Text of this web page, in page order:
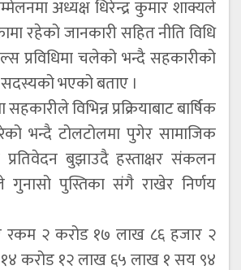
अध्यक्ष धिरेन्द्र कुमार शाक्यले
रहेको जानकारी सहित नीति विधि
प्रविधिमा चलेको भन्दै सहकारीको
भएको बताए ।
विभिन्न प्रक्रियाबाट बार्षिक
भन्दै टोलटोलमा पुगेर सामाजिक
प्रतिवेदन बुझाउदै हस्ताक्षर संकलन
पुस्तिका संगै राखेर निर्णय
रकम २ करोड १७ लाख ८६ हजार २
करोड १२ लाख ६५ लाख १ सय ९४